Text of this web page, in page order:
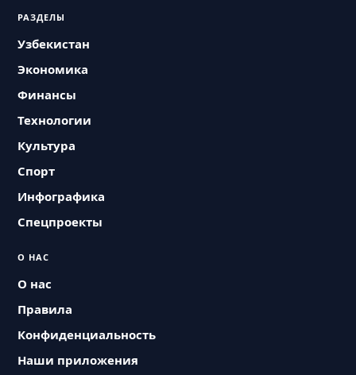
РАЗДЕЛЫ
Узбекистан
Экономика
Финансы
Технологии
Культура
Спорт
Инфографика
Спецпроекты
О НАС
О нас
Правила
Конфиденциальность
Наши приложения